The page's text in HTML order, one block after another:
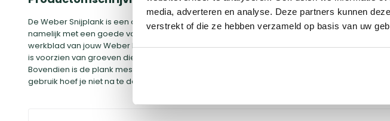
media, adverteren en analyse. Deze partners kunnen
verstrekt of die ze hebben verzameld op basis van uw
De Weber Snijplank is een onmisbaar onderdeel van jouw barbecue-uitrusting. Een goed
namelijk met een goede voorbereiding. Deze snijplank is speciaal ontworpen om perfect te
werkblad van jouw Weber barbecue. Zo kun je hem eenvoudig gebruiken zonder dat hij in
is voorzien van groeven die de vleessappen goed opvangen. Hierdoor blijft jouw werkblad
Bovendien is de plank mesvriendelijk, waardoor je zonder zorgen jouw mooiste messen kunt
gebruik hoef je niet na te denken over hoe je de plank schoon wilt maken, want hij is